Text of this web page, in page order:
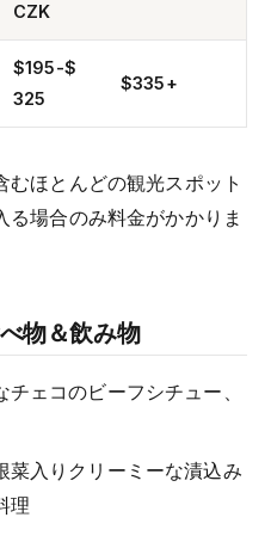
CZK
$195-$
325
$335+
むほとんどの観光スポット
場合のみ料金がかかりま
物＆飲み物
チェコのビーフシチュー、
菜入りクリーミーな漬込み
理